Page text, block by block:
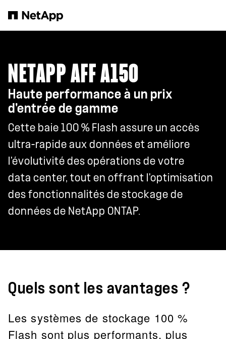
NETAPP AFF A150
Haute performance à un prix
d'entrée de gamme
Cette baie 100 % Flash assure un accès
ultra-rapide aux données et améliore
l'évolutivité des opérations de votre
data center, tout en offrant l'optimisation
des fonctionnalités de stockage de
données de NetApp ONTAP.
Quels sont les avantages ?
Les systèmes de stockage 100 %
Flash sont plus performants, plus